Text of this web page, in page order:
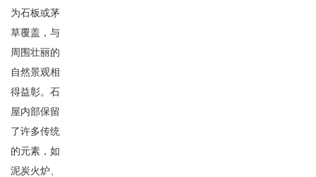
为石板或茅
草覆盖，与
周围壮丽的
自然景观相
得益彰。石
屋内部保留
了许多传统
的元素，如
泥炭火炉、